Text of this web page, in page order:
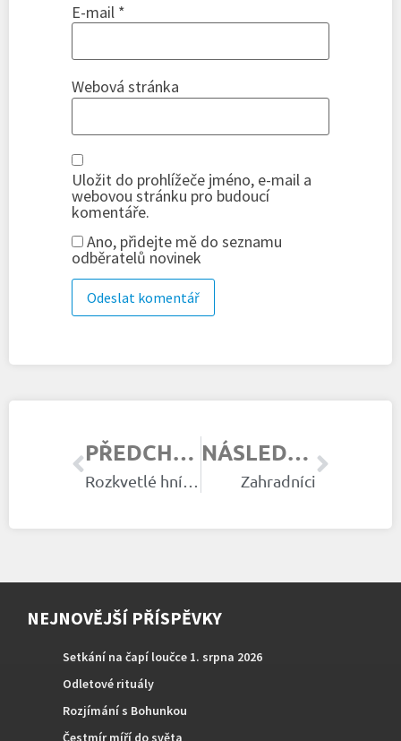
E-mail *
Webová stránka
Uložit do prohlížeče jméno, e-mail a
webovou stránku pro budoucí
komentáře.
Ano, přidejte mě do seznamu
odběratelů novinek
PŘEDCHOZÍ ČLÁNEK
Rozkvetlé hnízdo
NÁSLEDUJÍCÍ ČLÁNEK
Zahradníci
NEJNOVĚJŠÍ PŘÍSPĚVKY
Setkání na čapí loučce 1. srpna 2026
Odletové rituály
Rozjímání s Bohunkou
Čestmír míří do světa